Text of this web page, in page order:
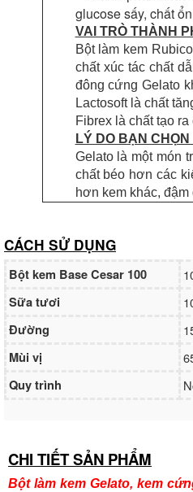
glucose sấy, chất
VAI TRÒ THÀNH
Bột làm kem
chất xúc tác chất
đông cứng Gelato
Lactosoft là chất
Fibrex là chất tạo
LÝ DO BẠN
Gelato là một món
chất béo hơn các
hơn kem khác,
CÁCH SỬ DỤNG
Bột kem Base Cesar 100
Sữa tươi
Đường
Mùi vị
Quy trình
CHI TIẾT SẢN PHẨM
Bột làm kem Gelato, kem